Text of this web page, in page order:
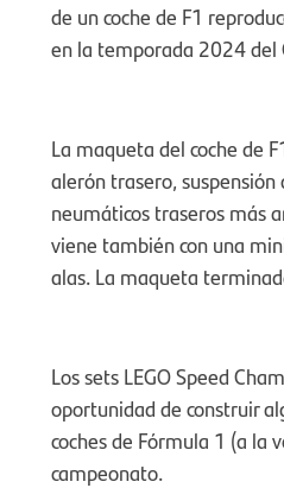
de un coche de F1
en la temporada 2024 del
La maqueta del coche de
alerón trasero,
neumáticos traseros más
viene también con una
alas. La maqueta
Los sets LEGO Speed
oportunidad de construir
coches de Fórmula 1 (a la
campeonato.